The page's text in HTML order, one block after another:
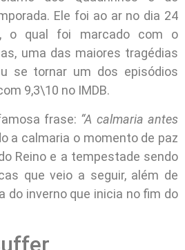
Ele foi ao ar no dia 24
o qual foi marcado com o
uma das maiores tragédias
se tornar um dos episódios
9,3\10 no IMDB.
frase: “A calmaria antes
a calmaria o momento de paz
Reino e a tempestade sendo
que veio a seguir, além de
do inverno que inicia no fim do